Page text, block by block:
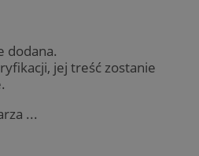
dodana.
jej treść zostanie
...